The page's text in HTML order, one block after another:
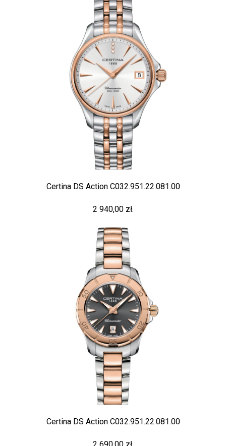
Certina DS Action C032.951.22.081.00
2 940,00 zł.
Certina DS Action C032.951.22.081.00